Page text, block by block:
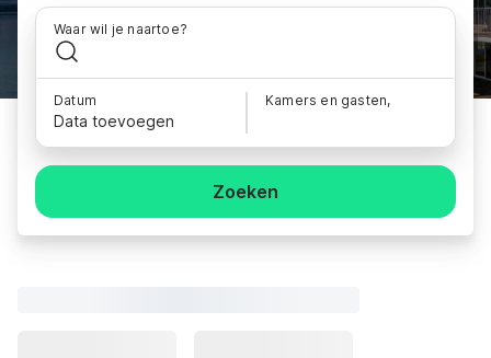
Waar wil je naartoe?
Datum
Data toevoegen
Kamers en gasten,
Zoeken